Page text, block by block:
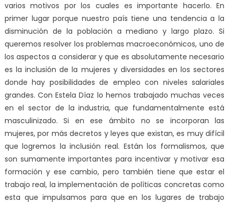
varios motivos por los cuales es importante hacerlo. En
primer lugar porque nuestro país tiene una tendencia a la
disminución de la población a mediano y largo plazo. Si
queremos resolver los problemas macroeconómicos, uno de
los aspectos a considerar y que es absolutamente necesario
es la inclusión de la mujeres y diversidades en los sectores
donde hay posibilidades de empleo con niveles salariales
grandes. Con Estela Díaz lo hemos trabajado muchas veces
en el sector de la industria, que fundamentalmente está
masculinizado. Si en ese ámbito no se incorporan las
mujeres, por más decretos y leyes que existan, es muy difícil
que logremos la inclusión real. Están los formalismos, que
son sumamente importantes para incentivar y motivar esa
formación y ese cambio, pero también tiene que estar el
trabajo real, la implementación de políticas concretas como
esta que impulsamos para que en los lugares de trabajo